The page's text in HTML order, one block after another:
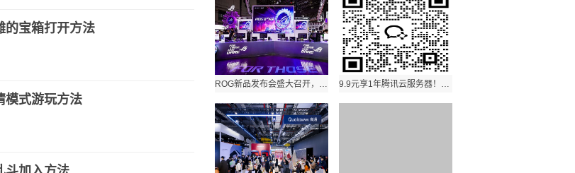
的宝箱打开方法
模式游玩方法
ROG新品发布会盛大召开，神装降临BW 2025，燃爆全场 9.9元享1年腾讯云服务器！0.15折超值优惠来袭，概泽科技限时回馈！